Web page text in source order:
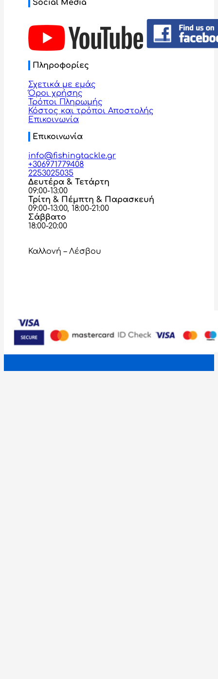
Social Media
Πληροφορίες
Σχετικά με εμάς
Όροι χρήσης
Τρόποι Πληρωμής
Κόστος και τρόποι Αποστολής
Επικοινωνία
Επικοινωνία
info@fishingtackle.gr
+306971779408
2253025035
Δευτέρα & Τετάρτη
09:00-13:00
Τρίτη & Πέμπτη & Παρασκευή
09:00-13:00, 18:00-21:00
Σάββατο
18:00-20:00
Καλλονή – Λέσβου